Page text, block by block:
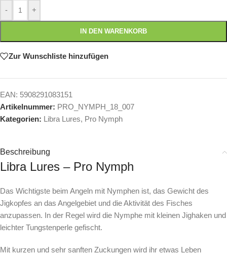
- +
IN DEN WARENKORB
Zur Wunschliste hinzufügen
EAN: 5908291083151
Artikelnummer: PRO_NYMPH_18_007
Kategorien: Libra Lures, Pro Nymph
Beschreibung
Libra Lures – Pro Nymph
Das Wichtigste beim Angeln mit Nymphen ist, das Gewicht des
Jigkopfes an das Angelgebiet und die Aktivität des Fisches
anzupassen. In der Regel wird die Nymphe mit kleinen Jighaken und
leichter Tungstenperle gefischt.
Mit kurzen und sehr sanften Zuckungen wird ihr etwas Leben